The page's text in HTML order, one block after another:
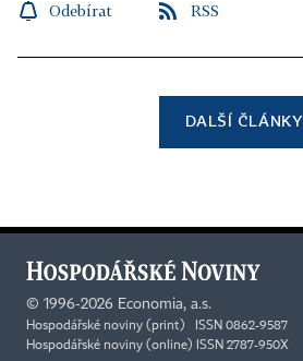
Odebírat RSS
DALŠÍ ČLÁNKY
© 1996-2026 Economia, a.s.
Hospodářské noviny (print) ISSN 0862-9587
Hospodářské noviny (online) ISSN 2787-950X